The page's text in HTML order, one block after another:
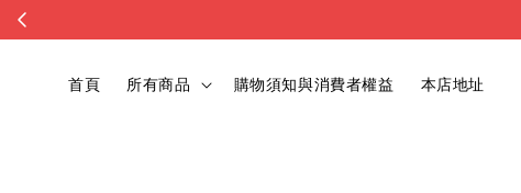
首頁 所有商品 購物須知與消費者權益 本店地址